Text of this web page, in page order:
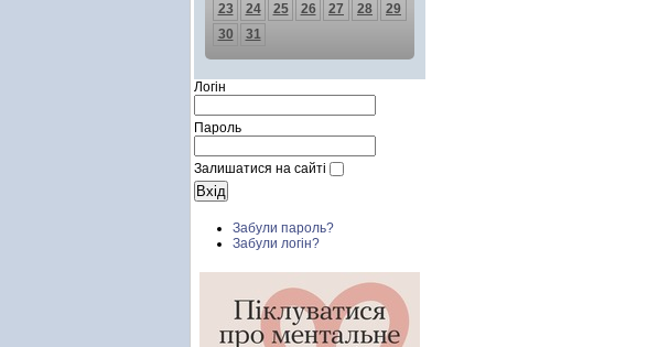
23
24 25 26 27 28
29
30
31
Логін
Пароль
Залишатися на сайті
Забули пароль?
Забули логін?